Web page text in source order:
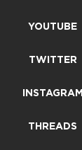
YOUTUBE
TWITTER
INSTAGRAM
THREADS